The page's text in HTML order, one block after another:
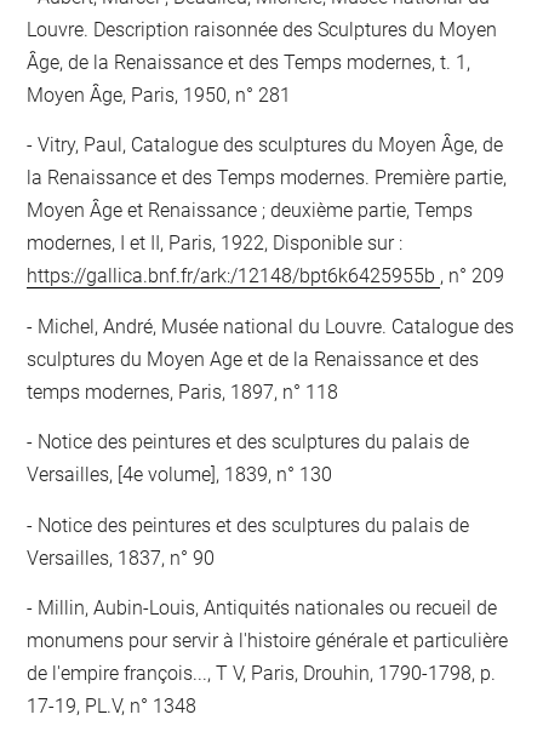
Louvre. Description raisonnée des Sculptures du Moyen
Âge, de la Renaissance et des Temps modernes, t. 1,
Moyen Âge, Paris, 1950, n° 281
Vitry, Paul, Catalogue des sculptures du Moyen Âge, de
la Renaissance et des Temps modernes. Première partie,
Moyen Âge et Renaissance ; deuxième partie, Temps
modernes, I et II, Paris, 1922, Disponible sur :
https://gallica.bnf.fr/ark:/12148/bpt6k6425955b , n° 209
Michel, André, Musée national du Louvre. Catalogue des
sculptures du Moyen Age et de la Renaissance et des
temps modernes, Paris, 1897, n° 118
Notice des peintures et des sculptures du palais de
Versailles, [4e volume], 1839, n° 130
Notice des peintures et des sculptures du palais de
Versailles, 1837, n° 90
Millin, Aubin-Louis, Antiquités nationales ou recueil de
monumens pour servir à l'histoire générale et particulière
de l'empire françois..., T V, Paris, Drouhin, 1790-1798, p.
17-19, PL.V, n° 1348